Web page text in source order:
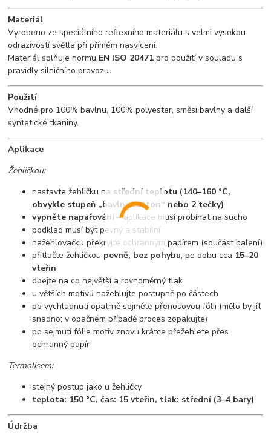
Materiál
Vyrobeno ze speciálního reflexního materiálu s velmi vysokou
odrazivostí světla při přímém nasvícení.
Materiál splňuje normu EN ISO 20471 pro použití v souladu s
pravidly silničního provozu.
Použití
Vhodné pro 100% bavlnu, 100% polyester, směsi bavlny a další
syntetické tkaniny.
Aplikace
Žehličkou:
nastavte žehličku na střední teplotu (140–160 °C,
obvykle stupeň „bavlna/cotton“ nebo 2 tečky)
vypněte napařování – aplikace musí probíhat na sucho
podklad musí být pevný a stabilní
nažehlovačku překryjte ochranným papírem (součást balení)
přitlačte žehličkou pevně, bez pohybu, po dobu cca 15–20
vteřin
dbejte na co největší a rovnoměrný tlak
u větších motivů nažehlujte postupně po částech
po vychladnutí opatrně sejměte přenosovou fólii (mělo by jít
snadno; v opačném případě proces zopakujte)
po sejmutí fólie motiv znovu krátce přežehlete přes
ochranný papír
Termolisem:
stejný postup jako u žehličky
teplota: 150 °C, čas: 15 vteřin, tlak: střední (3–4 bary)
Údržba